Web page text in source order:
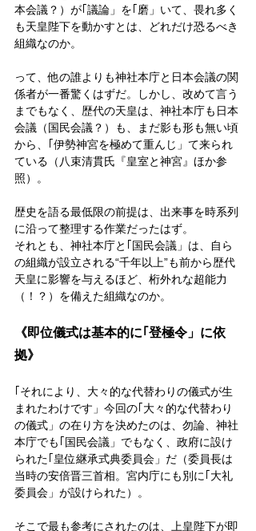
本会議？）が｢議論」を｢磨」いて、畏れ多く
も天皇陛下を動かすとは、どれだけ恐るべき
組織なのか。
って、他の誰よりも神社本庁と日本会議の関
係者が一番驚くはずだ。しかし、改めて言う
までもなく、歴代の天皇は、神社本庁も日本
会議（国民会議？）も、まだ影も形も無い頃
から、｢伊勢神宮を極めて重んじ」て来られ
ている（八束清貫氏『皇室と神宮』ほか参
照）。
歴史を語る最低限の前提は、出来事を時系列
に沿って整理する作業だったはず。
それとも、神社本庁と｢国民会議」は、自ら
の組織が設立される“千年以上”も前から歴代
天皇に影響を与えるほど、桁外れな超能力
（！？）を備えた組織なのか。
《即位儀式は基本的に｢登極令」に依
拠》
｢それにより、大々的な代替わりの儀式が生
まれたわけです」今回の｢大々的な代替わり
の儀式」の在り方を決めたのは、勿論、神社
本庁でも｢国民会議」でもなく、政府に設け
られた｢皇位継承式典委員会」だ（委員長は
当時の安倍晋三首相。宮内庁にも別に｢大礼
委員会」が設けられた）。
そこで最も参考にされたのは、上皇陛下が即